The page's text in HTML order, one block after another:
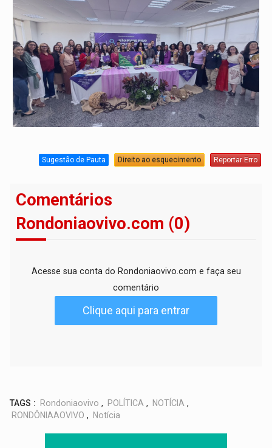
Sugestão de Pauta Direito ao esquecimento Reportar Erro
Comentários
Rondoniaovivo.com (0)
Acesse sua conta do Rondoniaovivo.com e faça seu
comentário
Clique aqui para entrar
TAGS : Rondoniaovivo , POLÍTICA , NOTÍCIA ,
RONDÔNIAAOVIVO , Notícia